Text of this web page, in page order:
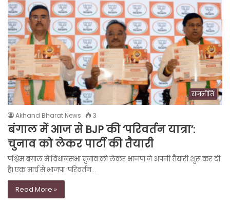
राजनीति
Akhand Bharat News 3
बंगाल में आज से BJP की ‘परिवर्तन यात्रा’:
चुनाव को लेकर पार्टी की तैयारी
पश्चिम बंगाल में विधानसभा चुनाव को लेकर भाजपा ने अपनी तैयारी शुरू कर दी
है। एक मार्च से भाजपा ‘परिवर्तन…
Read More »